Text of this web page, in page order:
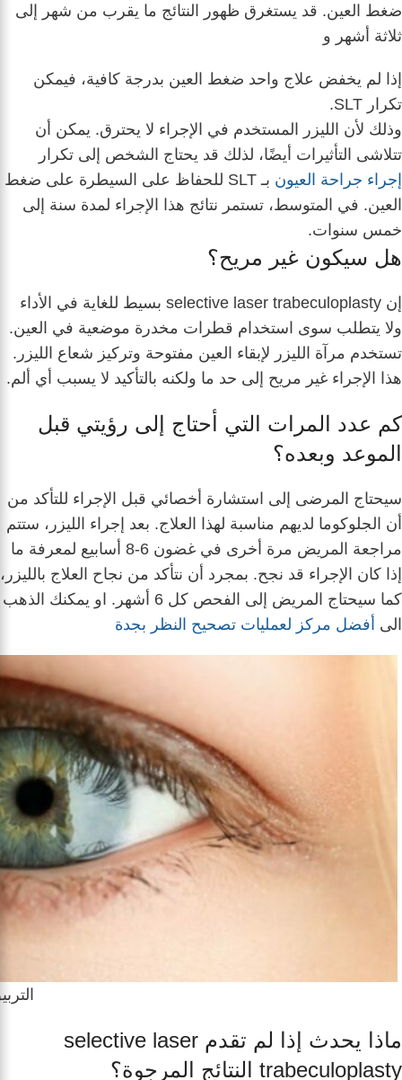
ضغط العين. قد يستغرق ظهور النتائج ما يقرب من شهر إلى
ثلاثة أشهر و
إذا لم يخفض علاج واحد ضغط العين بدرجة كافية، فيمكن
تكرار SLT.
وذلك لأن الليزر المستخدم في الإجراء لا يحترق. يمكن أن
تتلاشى التأثيرات أيضًا، لذلك قد يحتاج الشخص إلى تكرار
إجراء جراحة العيون
بـ SLT للحفاظ على السيطرة على ضغط
العين. في المتوسط، تستمر نتائج هذا الإجراء لمدة سنة إلى
خمس سنوات.
هل سيكون غير مريح؟
إن selective laser trabeculoplasty بسيط للغاية في الأداء
ولا يتطلب سوى استخدام قطرات مخدرة موضعية في العين.
تستخدم مرآة الليزر لإبقاء العين مفتوحة وتركيز شعاع الليزر.
هذا الإجراء غير مريح إلى حد ما ولكنه بالتأكيد لا يسبب أي ألم.
كم عدد المرات التي أحتاج إلى رؤيتي قبل
الموعد وبعده؟
سيحتاج المرضى إلى استشارة أخصائي قبل الإجراء للتأكد من
أن الجلوكوما لديهم مناسبة لهذا العلاج. بعد إجراء الليزر، ستتم
مراجعة المريض مرة أخرى في غضون 6-8 أسابيع لمعرفة ما
إذا كان الإجراء قد نجح. بمجرد أن نتأكد من نجاح العلاج بالليزر،
كما سيحتاج المريض إلى الفحص كل 6 أشهر. او يمكنك الذهب
الى أفضل مركز لعمليات تصحيح النظر بجدة
ماذا يحدث إذا لم تقدم selective laser
trabeculoplasty النتائج المرجوة؟